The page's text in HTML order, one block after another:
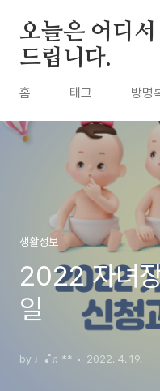
오늘은 어디
드립니다.
홈 태그 방명
생활정보
2022 자녀
일
by ♩♪♬** 2022. 4. 19.